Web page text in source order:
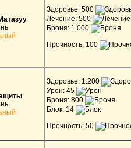
Здоровье: 500
Лечение: 500
Броня: 1.000
Прочность: 100
Здоровье: 1.200
Урон: 45
Броня: 800
Блок: 14
Прочность: 50